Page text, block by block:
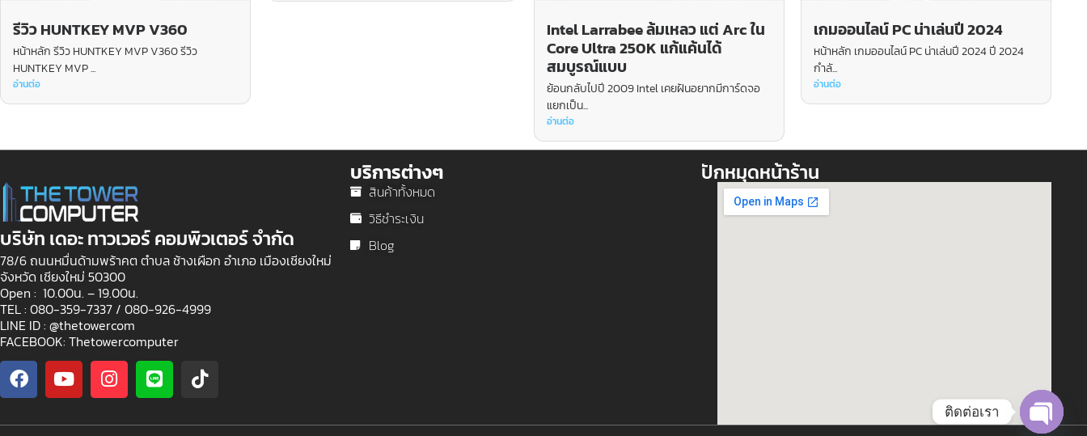
รีวิว HUNTKEY MVP V360
หน้าหลัก รีวิว HUNTKEY MVP V360 รีวิว
HUNTKEY MVP ...
อ่านต่อ
Intel Larrabee ล้มเหลว แต่ Arc ใน
Core Ultra 250K แก้แค้นได้
สมบูรณ์แบบ
ย้อนกลับไปปี 2009 Intel เคยฝันอยากมีการ์ดจอ
แยกเป็น...
อ่านต่อ
เกมออนไลน์ PC น่าเล่นปี 2024
หน้าหลัก เกมออนไลน์ PC น่าเล่นปี 2024 ปี 2024
กำลั...
อ่านต่อ
บริษัท เดอะ ทาวเวอร์ คอมพิวเตอร์ จำกัด
78/6 ถนนหมื่นด้ามพร้าคต ตำบล ช้างเผือก อำเภอ เมืองเชียงใหม่
จังหวัด เชียงใหม่ 50300
Open : 10.00น. – 19.00น.
TEL : 080-359-7337 / 080-926-4999
LINE ID : @thetowercom
FACEBOOK: Thetowercomputer
บริการต่างๆ
สินค้าทั้งหมด
วิธีชำระเงิน
Blog
ปักหมุดหน้าร้าน
ติดต่อเรา